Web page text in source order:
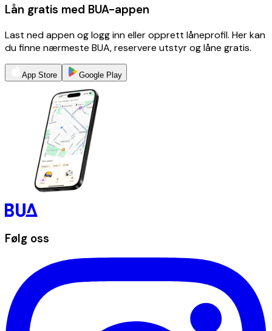
Lån gratis med BUA-appen
Last ned appen og logg inn eller opprett låneprofil. Her kan
du finne nærmeste BUA, reservere utstyr og låne gratis.
App Store Google Play
Følg oss